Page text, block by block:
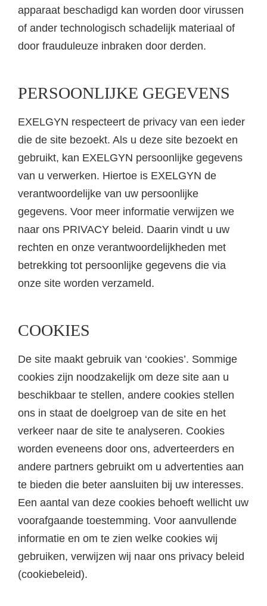
apparaat beschadigd kan worden door virussen
of ander technologisch schadelijk materiaal of
door frauduleuze inbraken door derden.
PERSOONLIJKE GEGEVENS
EXELGYN respecteert de privacy van een ieder
die de site bezoekt. Als u deze site bezoekt en
gebruikt, kan EXELGYN persoonlijke gegevens
van u verwerken. Hiertoe is EXELGYN de
verantwoordelijke van uw persoonlijke
gegevens. Voor meer informatie verwijzen we
naar ons PRIVACY beleid. Daarin vindt u uw
rechten en onze verantwoordelijkheden met
betrekking tot persoonlijke gegevens die via
onze site worden verzameld.
COOKIES
De site maakt gebruik van ‘cookies’. Sommige
cookies zijn noodzakelijk om deze site aan u
beschikbaar te stellen, andere cookies stellen
ons in staat de doelgroep van de site en het
verkeer naar de site te analyseren. Cookies
worden eveneens door ons, adverteerders en
andere partners gebruikt om u advertenties aan
te bieden die beter aansluiten bij uw interesses.
Een aantal van deze cookies behoeft wellicht uw
voorafgaande toestemming. Voor aanvullende
informatie en om te zien welke cookies wij
gebruiken, verwijzen wij naar ons privacy beleid
(cookiebeleid).